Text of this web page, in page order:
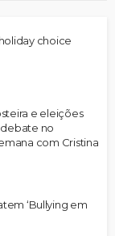
choice
e eleições
debate no
com Cristina
‘Bullying em